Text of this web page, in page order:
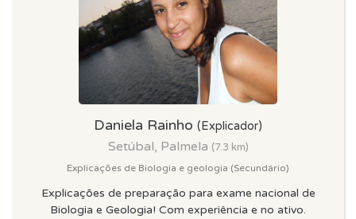
Daniela Rainho (Explicador)
Setúbal, Palmela (7.3 km)
Explicações de Biologia e geologia (Secundário)
Explicações de preparação para exame nacional de
Biologia e Geologia! Com experiência e no ativo.